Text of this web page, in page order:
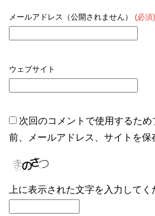
メールアドレス（公開されません） (必須)
ウェブサイト
次回のコメントで使用するた
前、メールアドレス、サイトを保
上に表示された文字を入力してく